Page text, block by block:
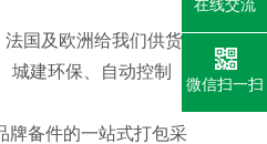
国及欧洲给我们供货
城建环保、自动控制
牌备件的一站式打包采
在线交流
微信扫一扫